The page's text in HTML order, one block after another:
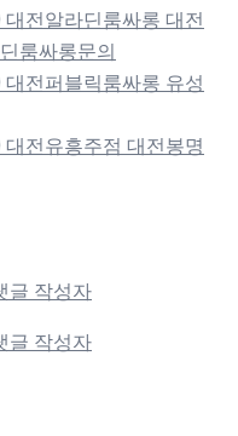
전알라딘룸싸롱 대전
룸싸롱문의
전퍼블릭룸싸롱 유성
전유흥주점 대전봉명
글 작성자
글 작성자